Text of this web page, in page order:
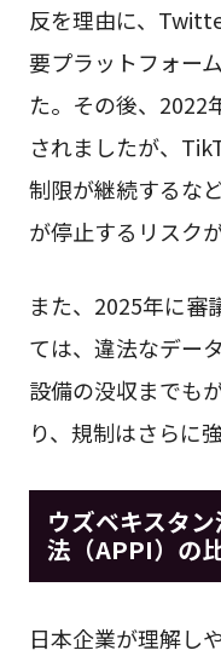
反を理由に、
要プラットフォー
た。その後、
されましたが、
制限が継続するな
が停止するリスク
また、2025年に審
ては、違法なデー
設備の没収までも
り、規制はさらに
ウズベキスタ
法（APPI）の
日本企業が理解し